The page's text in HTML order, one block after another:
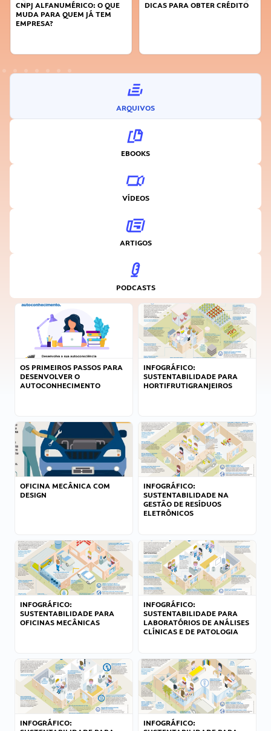
CNPJ ALFANUMÉRICO: O QUE
MUDA PARA QUEM JÁ TEM
EMPRESA?
DICAS PARA OBTER CRÉDITO
ARQUIVOS
EBOOKS
VÍDEOS
ARTIGOS
PODCASTS
OS PRIMEIROS PASSOS PARA
DESENVOLVER O
AUTOCONHECIMENTO
INFOGRÁFICO:
SUSTENTABILIDADE PARA
HORTIFRUTIGRANJEIROS
OFICINA MECÂNICA COM
DESIGN
INFOGRÁFICO:
SUSTENTABILIDADE NA
GESTÃO DE RESÍDUOS
ELETRÔNICOS
INFOGRÁFICO:
SUSTENTABILIDADE PARA
OFICINAS MECÂNICAS
INFOGRÁFICO:
SUSTENTABILIDADE PARA
LABORATÓRIOS DE ANÁLISES
CLÍNICAS E DE PATOLOGIA
INFOGRÁFICO:
INFOGRÁFICO: